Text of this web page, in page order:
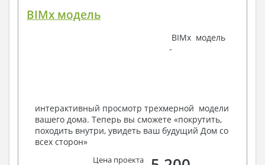
Инженеров – всегда готовы воплотить Вашу мечту
условий, за дополнительную плату.
Получить профессиональную консультацию у
наших специалистов, Вы можете любым
способом связи: закажите обратный звонок,
по viber, e-mail, телефон -
BIMx модель
BIMx модель
-
интерактивный просмотр трехмерной модели
вашего дома. Теперь вы сможете «покрутить,
походить внутри, увидеть ваш будущий Дом со
всех сторон»
Цена проекта